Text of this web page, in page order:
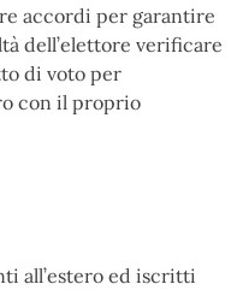
accordi per garantire
dell’elettore verificare
di voto per
con il proprio
all’estero ed iscritti